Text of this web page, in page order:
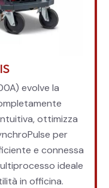
evolve la
ottimizza
per
e connessa
ideale
in officina.